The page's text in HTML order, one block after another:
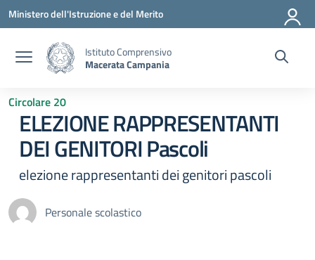
Vai ai contenuti
Vai al menu di navigazione
Vai al footer
Ministero dell'Istruzione e del Merito
Istituto Comprensivo
Macerata Campania
Circolare 20
ELEZIONE RAPPRESENTANTI
DEI GENITORI Pascoli
elezione rappresentanti dei genitori pascoli
Personale scolastico